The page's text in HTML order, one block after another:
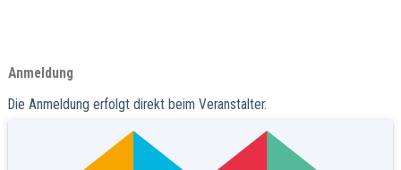
Anmeldung
Die Anmeldung erfolgt direkt beim Veranstalter.